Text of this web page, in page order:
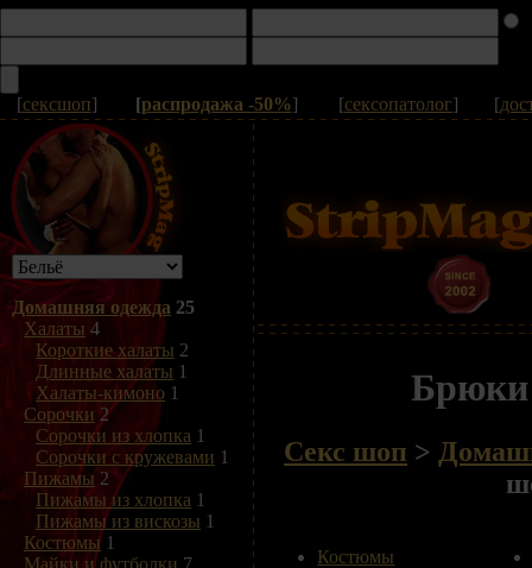
[сексшоп] [распродажа -50%] [сексопатолог] [
Домашняя одежда 25
Халаты 4
Короткие халаты 2
Длинные халаты 1
Халаты-кимоно 1
Сорочки 2
Сорочки из хлопка 1
Сорочки с кружевами 1
Пижамы 2
Пижамы из хлопка 1
Пижамы из вискозы 1
Костюмы1
Майки и футболки 7
Секс шоп >
Костюмы